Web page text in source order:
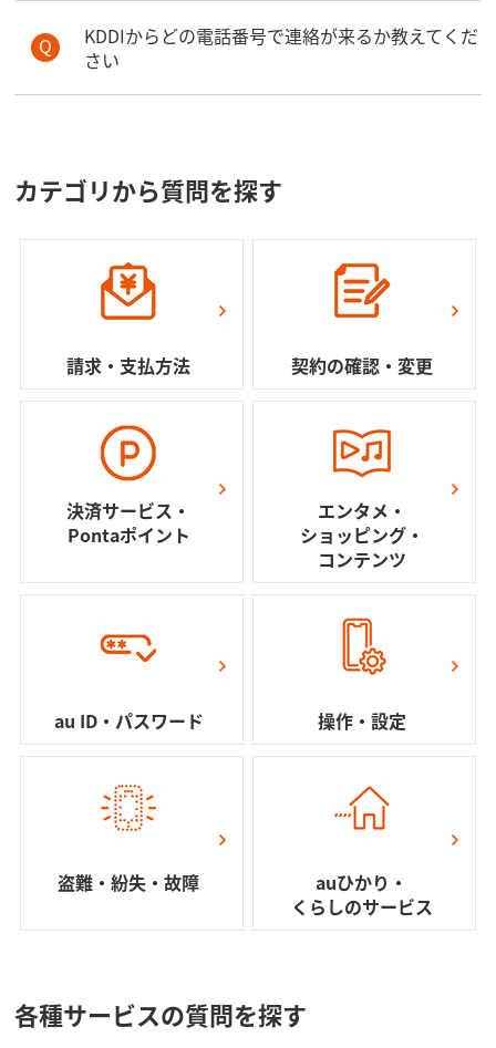
KDDIからどの電話番号で連絡が来るか教えてくだ
さい
カテゴリから質問を探す
請求・支払方法 契約の確認・変更
決済サービス・
Pontaポイント
エンタメ・
ショッピング・
コンテンツ
au ID・パスワード 操作・設定
盗難・紛失・故障
auひかり・
くらしのサービス
各種サービスの質問を探す